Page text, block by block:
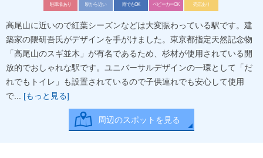
駐車場あり 駅から近い 雨でもOK ベビーカーOK 売店あり
高尾山に近いので紅葉シーズンなどは大変賑わっている駅です。建
築家の隈研吾氏がデザインを手がけました。東京都指定天然記念物
「高尾山のスギ並木」が有名であるため、杉材が使用されている開
放的でおしゃれな駅です。ユニバーサルデザインの一環として「だ
れでもトイレ」も設置されているので子供連れでも安心して使用
で... [もっと見る]
周辺のスポットを見る